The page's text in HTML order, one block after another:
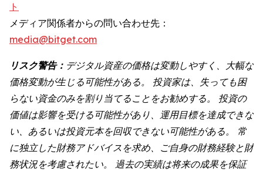
ト
メディア関係者からの問い合わせ先：
media@bitget.com
リスク警告： デジタル資産の価格は変動しやすく、大幅な
価格変動が生じる可能性がある。
投資家は、失っても困
らない資金のみを割り当てることをお勧めする。
投資の
価値は影響を受ける可能性があり、運用目標を達成できな
い、あるいは投資元本を回収できない可能性がある。
常
に独立した財務アドバイスを求め、ご自身の財務経験と財
務状況を考慮されたい。
過去の実績は将来の成果を保証